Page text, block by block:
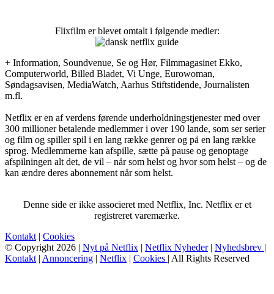
Flixfilm er blevet omtalt i følgende medier:
+ Information, Soundvenue, Se og Hør, Filmmagasinet Ekko,
Computerworld, Billed Bladet, Vi Unge, Eurowoman,
Søndagsavisen, MediaWatch, Aarhus Stiftstidende, Journalisten
m.fl.
Netflix er en af verdens førende underholdningstjenester med over
300 millioner betalende medlemmer i over 190 lande, som ser serier
og film og spiller spil i en lang række genrer og på en lang række
sprog. Medlemmerne kan afspille, sætte på pause og genoptage
afspilningen alt det, de vil – når som helst og hvor som helst – og de
kan ændre deres abonnement når som helst.
Denne side er ikke associeret med Netflix, Inc. Netflix er et
registreret varemærke.
Kontakt | Cookies
© Copyright 2026 | Nyt på Netflix | Netflix Nyheder| Nyhedsbrev |
Kontakt | Annoncering | Netflix | Cookies | All Rights Reserved